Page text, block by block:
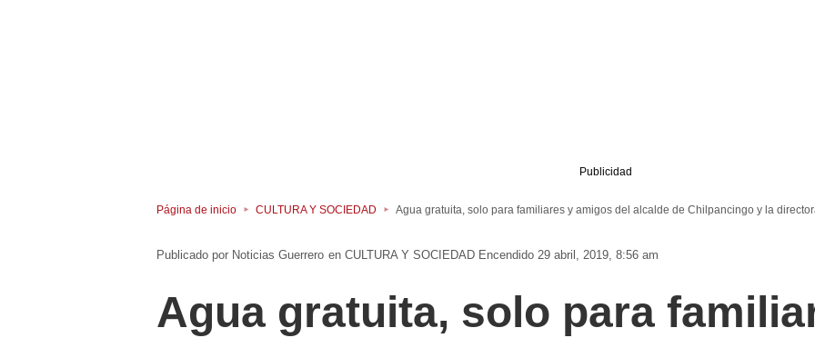
Publicidad
Página de inicio CULTURA Y SOCIEDAD Agua gratuita, solo para familiares y amigos del alcalde de Chilpancingo y la
Noticias Guerrero en CULTURA Y SOCIEDAD Encendido 29 abril, 2019, 8:56 am
Agua gratuita, solo para